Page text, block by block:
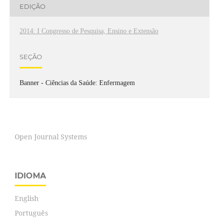
EDIÇÃO
2014: I Congresso de Pesquisa, Ensino e Extensão
SEÇÃO
Banner - Ciências da Saúde: Enfermagem
Open Journal Systems
IDIOMA
English
Português